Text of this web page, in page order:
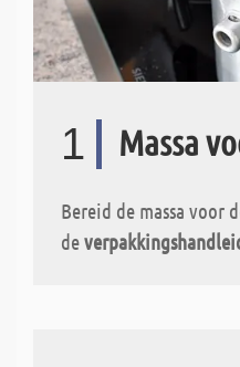
1 Massa
Bereid de massa voor
de